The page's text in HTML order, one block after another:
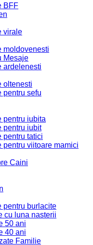
BFF
virale
moldovenesti
Mesaje
ardelenesti
oltenesti
pentru sefu
pentru iubita
pentru iubit
pentru tatici
pentru viitoare mamici
Caini
pentru burlacite
cu luna nasterii
50 ani
40 ani
Familie